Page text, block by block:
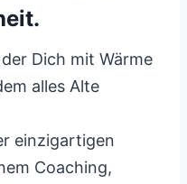
Dich mit Wärme
alles Alte
einzigartigen
Coaching,